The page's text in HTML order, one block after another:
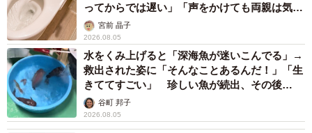
ってからでは遅い」「声をかけても両親は気づ
かぬまま」
宮前 晶子
2026.08.05
水をくみ上げると「深海魚が迷いこんでる」→
救出された姿に「そんなことあるんだ！」「生
きててすごい」 珍しい魚が続出、その後
は……谷町 邦子
2026.08.05